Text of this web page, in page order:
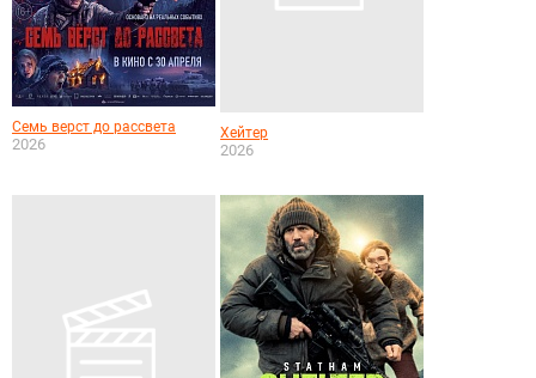
Семь верст до рассвета
2026
Хейтер
2026